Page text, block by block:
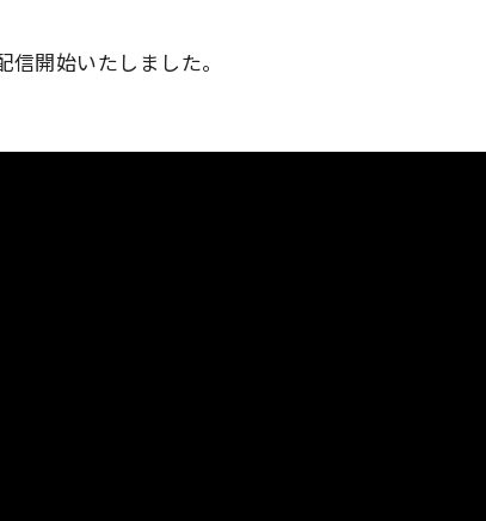
信開始いたしました。